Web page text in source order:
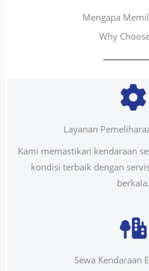
Mengapa
Why
Layanan
Kami memastikan kendaraan
kondisi terbaik dengan
berkala.
Sewa Kendaraan